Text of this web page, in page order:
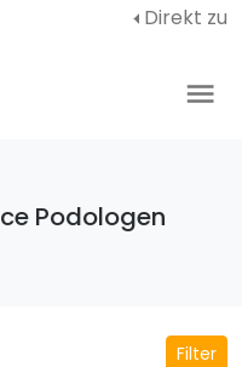
Direkt zu
Podologen
Filter